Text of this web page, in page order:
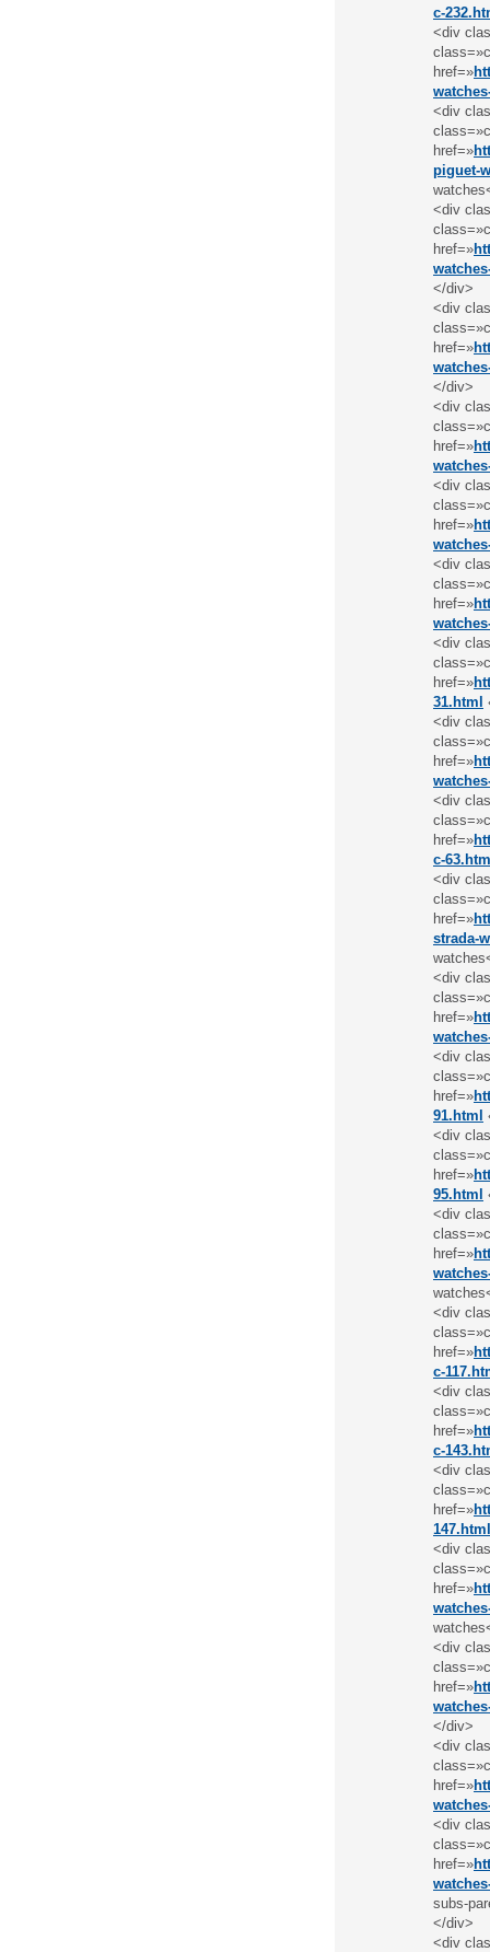
c-
<div
href=»
<div
href=»
piguet-
<div
href=»
</div>
<div
href=»
</div>
<div
href=»
<div
href=»
<div
href=»
<div
href=»
31.html
<div
href=»
<div
href=»
c-
<div
href=»
strada-
<div
href=»
<div
href=»
91.html
<div
href=»
95.html
<div
href=»
<div
href=»
c-
<div
href=»
c-
<div
href=»
147.html
<div
href=»
<div
href=»
</div>
<div
href=»
<div
href=»
subs-
</div>
<div